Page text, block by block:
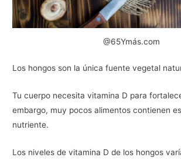
@65Ymás.com
Los hongos son la única fuente vegetal
Tu cuerpo necesita vitamina D para
embargo, muy pocos alimentos contienen
nutriente.
Los niveles de vitamina D de los hongos